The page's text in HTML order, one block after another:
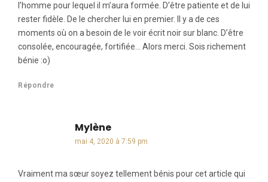
l’homme pour lequel il m’aura formée. D’être patiente et de lui
rester fidèle. De le chercher lui en premier. Il y a de ces
moments où on a besoin de le voir écrit noir sur blanc. D’être
consolée, encouragée, fortifiée… Alors merci. Sois richement
bénie :o)
Répondre
Mylènedit :
mai 4, 2020 à 7:59 pm
Vraiment ma sœur soyez tellement bénis pour cet article qui